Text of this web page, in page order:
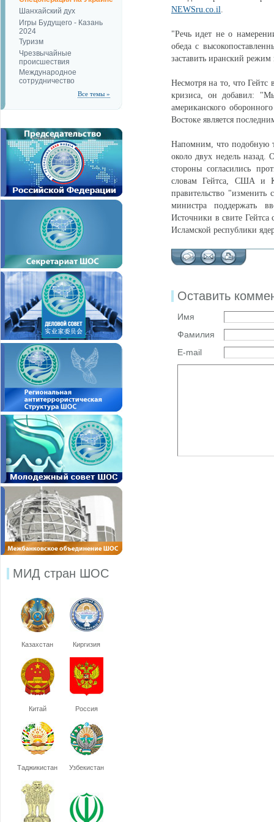
Шанхайский дух
Игры Будущего - Казань
2024
Туризм
Чрезвычайные
происшествия
Международное
сотрудничество
Все темы »
МИД стран ШОС
Казахстан Киргизия
Китай Россия
Таджикистан Узбекистан
NEWSru.co.il.
"Речь идет не о
обеда с
заставить иранский
Несмотря на то, что Гейтс
кризиса, он добавил:
американского
Востоке является
Напомним, что подобную
около двух недель
стороны согласились
словам Гейтса, США и
правительство "изменить
министра поддержать
Источники в свите
Исламской республики
Оставить
Имя
Фамилия
E-mail